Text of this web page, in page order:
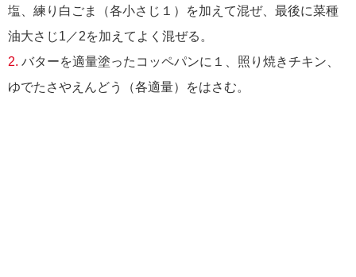
塩、練り白ごま（各小さじ１）を加えて混ぜ、最後に菜種
油大さじ1／2を加えてよく混ぜる。
2. バターを適量塗ったコッペパンに１、照り焼きチキン、
ゆでたさやえんどう（各適量）をはさむ。